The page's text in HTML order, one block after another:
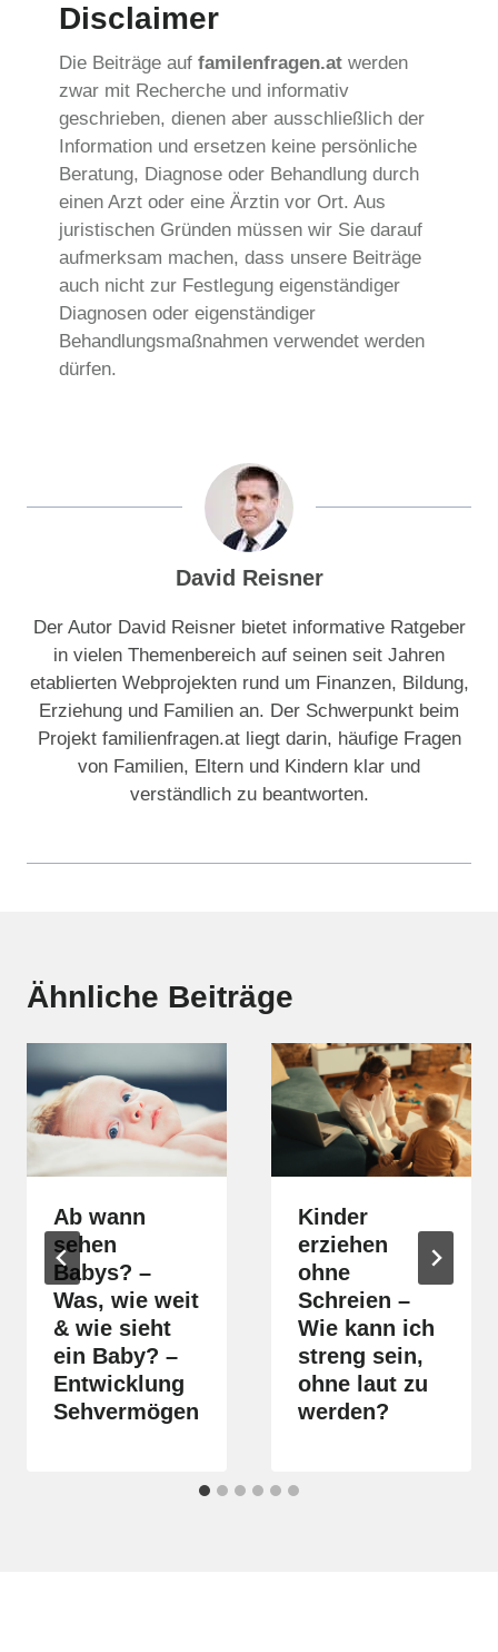
Disclaimer
Die Beiträge auf familenfragen.at werden
zwar mit Recherche und informativ
geschrieben, dienen aber ausschließlich der
Information und ersetzen keine persönliche
Beratung, Diagnose oder Behandlung durch
einen Arzt oder eine Ärztin vor Ort. Aus
juristischen Gründen müssen wir Sie darauf
aufmerksam machen, dass unsere Beiträge
auch nicht zur Festlegung eigenständiger
Diagnosen oder eigenständiger
Behandlungsmaßnahmen verwendet werden
dürfen.
David Reisner
Der Autor David Reisner bietet informative Ratgeber
in vielen Themenbereich auf seinen seit Jahren
etablierten Webprojekten rund um Finanzen, Bildung,
Erziehung und Familien an. Der Schwerpunkt beim
Projekt familienfragen.at liegt darin, häufige Fragen
von Familien, Eltern und Kindern klar und
verständlich zu beantworten.
Ähnliche Beiträge
Ab wann
sehen
Babys? –
Was, wie weit
& wie sieht
ein Baby? –
Entwicklung
Sehvermögen
Kinder
erziehen
ohne
Schreien –
Wie kann ich
streng sein,
ohne laut zu
werden?